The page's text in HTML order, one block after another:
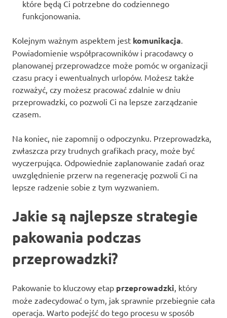
które będą Ci potrzebne do codziennego
funkcjonowania.
Kolejnym ważnym aspektem jest komunikacja
Powiadomienie współpracowników i pracodawcy o
planowanej przeprowadzce może pomóc w organizacji
czasu pracy i ewentualnych urlopów. Możesz także
rozważyć, czy możesz pracować zdalnie w dniu
przeprowadzki, co pozwoli Ci na lepsze zarządzanie
czasem.
Na koniec, nie zapomnij o odpoczynku. Przeprowadzka,
zwłaszcza przy trudnych grafikach pracy, może być
wyczerpująca. Odpowiednie zaplanowanie zadań oraz
uwzględnienie przerw na regenerację pozwoli Ci na
lepsze radzenie sobie z tym wyzwaniem.
Jakie są najlepsze strategie
pakowania podczas
przeprowadzki?
Pakowanie to kluczowy etap przeprowadzki , który
może zadecydować o tym, jak sprawnie przebiegnie cała
operacja. Warto podejść do tego procesu w sposób